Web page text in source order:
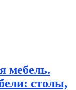
мебель.
столы,